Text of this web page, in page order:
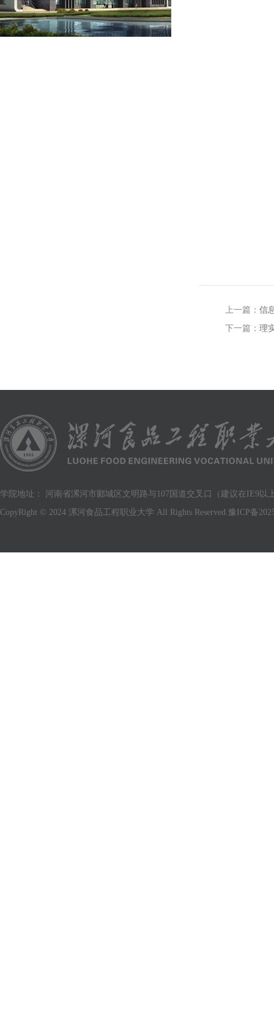
上一篇： 信
下一篇： 理
学院地址： 河南省漯河市郾城区文明路与107国道交叉口（建议在IE9以
CopyRight © 2024 漯河食品工程职业大学 All Rights Reserved. 豫ICP备